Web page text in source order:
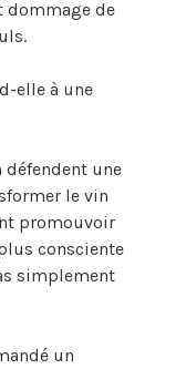
dommage de
elle à une
une
le vin
promouvoir
consciente
simplement
un